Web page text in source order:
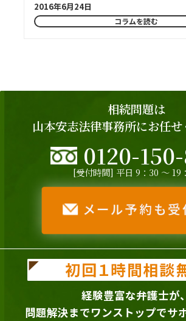
2016年6月24日
コラムを読む
相続問題は
山本安志法律事務所にお任せ
0120-
[受付時間] 平日 9：30 ～ 19
経験豊富な弁護士が、
問題解決までワンストップでサ